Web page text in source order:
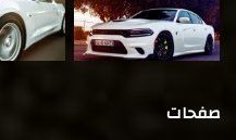
صفحات